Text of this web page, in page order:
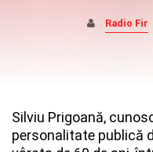
Radio Fir
Silviu Prigoană,
personalitate publică